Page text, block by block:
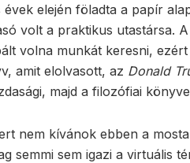
évek elején föladta a papír
volt a praktikus utastársa.
volna munkát keresni,
amit elolvasott, az Donald
majd a filozófiai
nem kívánok ebben a
semmi sem igazi a virtuális